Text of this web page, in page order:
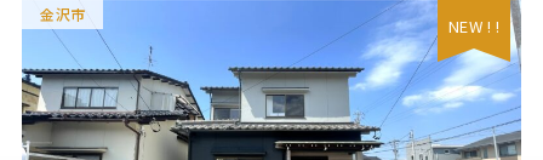
金沢市
NEW ! !